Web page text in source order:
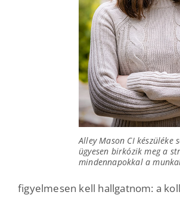
Alley Mason CI készüléke
ügyesen birkózik meg a
mindennapokkal a
figyelmesen kell hallgatnom: a